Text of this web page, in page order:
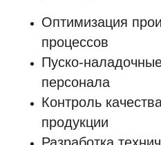
Оптимизация
процессов
Пуско-
персонала
Контроль
продукции